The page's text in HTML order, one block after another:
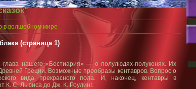
в волшебном мире
(страница 1)
глава нашего «Бестиария» — о полулюдях-полуконях. Их
Греции. Возможные прообразы кентавров. Вопрос о
вида прекрасного пола. И, наконец, кентавры в
К. С. Льюиса до Дж. К. Роулинг.